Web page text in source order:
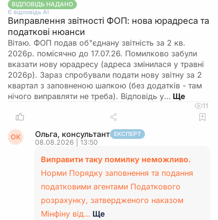
ВІДПОВІДЬ НАДАНО
Є відповідь АІ
Виправлення звітності ФОП: нова юрадреса та
податкові нюанси
Вітаю. ФОП подав об"єднану звітність за 2 кв.
2026р. помісячно до 17.07.26. Помилково забули
вказати нову юрадресу (адреса змінилася у травні
2026р). Зараз спробували подати нову звітну за 2
квартал з заповненою шапкою (без додатків - там
нічого виправляти не треба). Відповідь у…
11
ОК Ольга, консультант ЕКСПЕРТ
08.08.2026 | 13:50
Виправити таку помилку неможливо.
Норми Порядку заповнення та подання
податковими агентами Податкового
розрахунку, затвердженого наказом
Мінфіну від… Ще